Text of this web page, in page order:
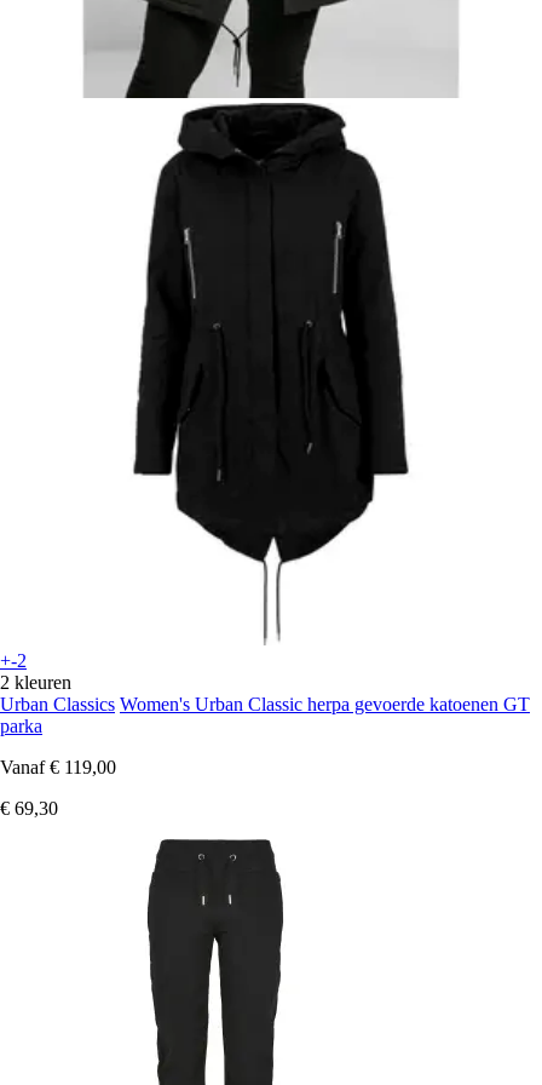
+-2
2 kleuren
Urban Classics Women's Urban Classic herpa gevoerde katoenen GT
parka
Vanaf € 119,00
€ 69,30